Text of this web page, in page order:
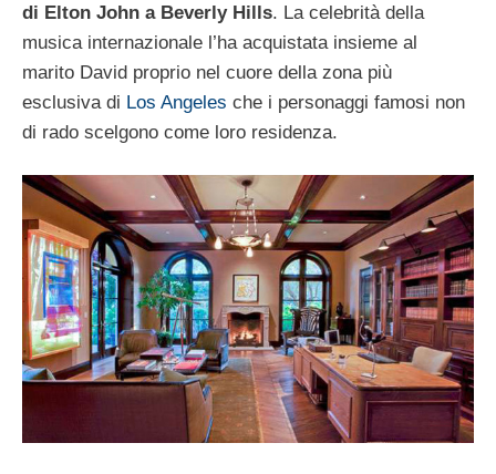
di Elton John a Beverly Hills. La celebrità della
musica internazionale l’ha acquistata insieme al
marito David proprio nel cuore della zona più
esclusiva di Los Angeles che i personaggi famosi non
di rado scelgono come loro residenza.